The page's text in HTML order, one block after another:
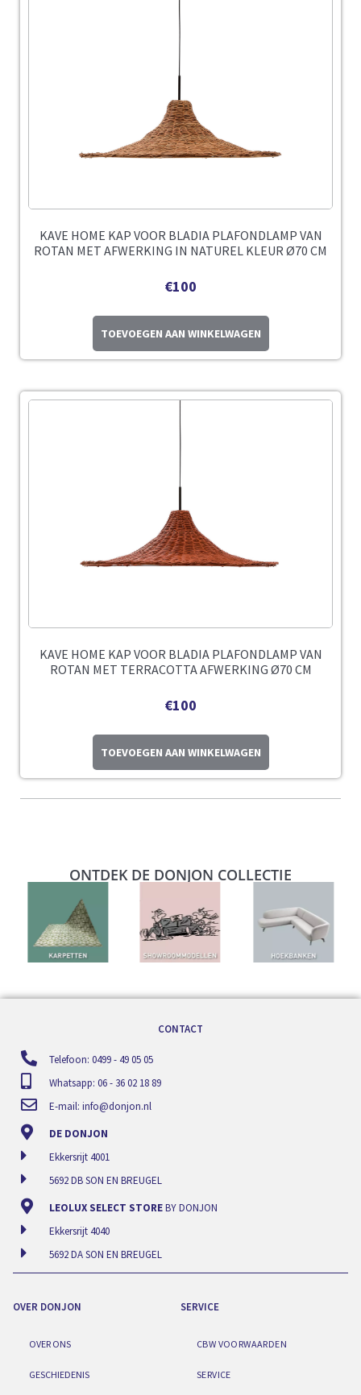
KAVE HOME KAP VOOR BLADIA PLAFONDLAMP VAN
ROTAN MET AFWERKING IN NATUREL KLEUR Ø70 CM
€100
TOEVOEGEN AAN WINKELWAGEN
KAVE HOME KAP VOOR BLADIA PLAFONDLAMP VAN
ROTAN MET TERRACOTTA AFWERKING Ø70 CM
€100
TOEVOEGEN AAN WINKELWAGEN
ONTDEK DE DONJON COLLECTIE
CONTACT
Telefoon: 0499 - 49 05 05
Whatsapp: 06 - 36 02 18 89
E-mail: info@donjon.nl
DE DONJON
Ekkersrijt 4001
5692 DB SON EN BREUGEL
LEOLUX SELECT STOREBY DONJON
Ekkersrijt 4040
5692 DA SON EN BREUGEL
OVER DONJON
OVER ONS
GESCHIEDENIS
SERVICE
CBW VOORWAARDEN
SERVICE